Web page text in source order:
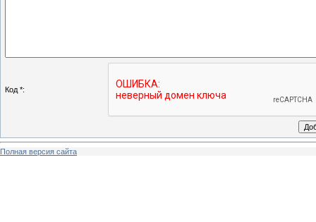
Код *:
Полная версия сайта